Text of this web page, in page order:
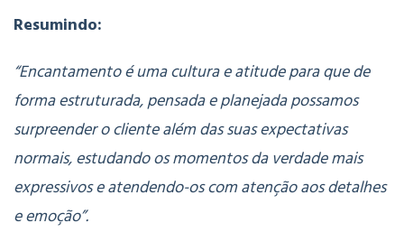
Resumindo:
“Encantamento é uma cultura e atitude para que de
forma estruturada, pensada e planejada possamos
surpreender o cliente além das suas expectativas
normais, estudando os momentos da verdade mais
expressivos e atendendo-os com atenção aos detalhes
e emoção”.